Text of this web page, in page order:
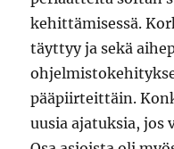
kehittämisessä.
täyttyy ja sekä
pääpiirteittäin.
uusia ajatuksia, jos